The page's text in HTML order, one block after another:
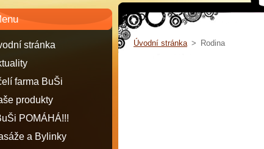
stránka
farma BuŠi
produkty
POMÁHÁ!!!
a Bylinky
Úvodní stránka > Rodina